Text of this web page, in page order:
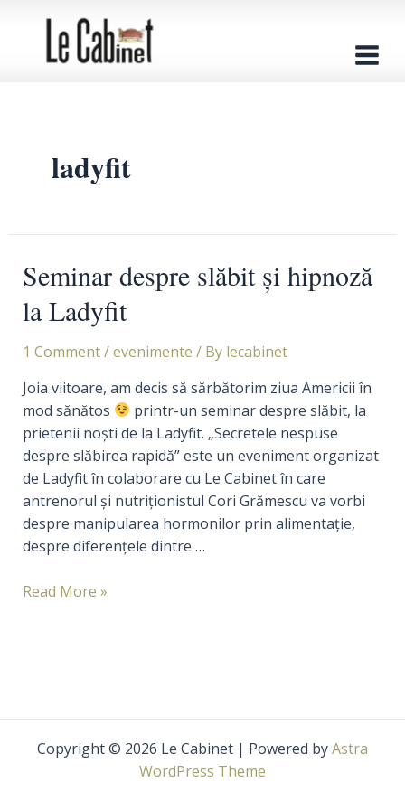
content
Main
ladyfit
Seminar despre slăbit şi hipnoză
la Ladyfit
1 Comment/evenimente / By lecabinet
Joia viitoare, am decis să sărbătorim ziua Americii în
mod sănătos
printr-un seminar despre slăbit, la
prietenii noşti de la Ladyfit. „Secretele nespuse
despre slăbirea rapidă” este un eveniment organizat
de Ladyfit în colaborare cu Le Cabinet în care
antrenorul şi nutriţionistul Cori Grămescu va vorbi
despre manipularea hormonilor prin alimentaţie,
despre diferenţele dintre …
Seminar
Ladyfit
Read More »
Copyright © 2026 Le Cabinet | Powered byAstra
WordPress Theme